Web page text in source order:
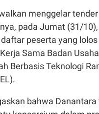
menggelar
pada Jumat (31/
peserta yang
Sama Badan
Berbasis Teknologi
bahwa